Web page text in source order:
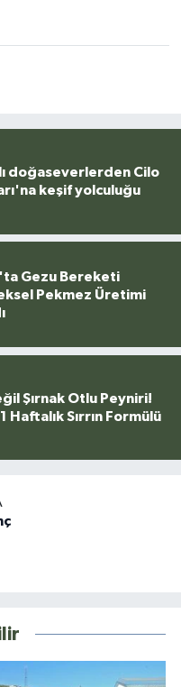
doğaseverlerden Cilo
keşif yolculuğu
Gezu Bereketi
Pekmez Üretimi
Şırnak Otlu Peyniri!
Haftalık Sırrın Formülü